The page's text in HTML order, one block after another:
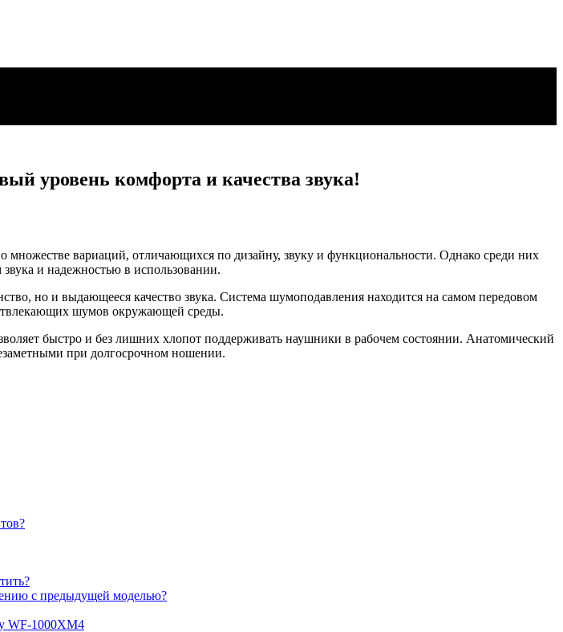
уровень комфорта и качества звука!
вариаций, отличающихся по дизайну, звуку и функциональности. Однако среди них
звука и надежностью в использовании.
но и выдающееся качество звука. Система шумоподавления находится на самом передовом
шумов окружающей среды.
быстро и без лишних хлопот поддерживать наушники в рабочем состоянии. Анатомический
при долгосрочном ношении.
с предыдущей моделью?
WF-1000XM4